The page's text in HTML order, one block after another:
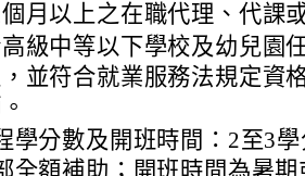
月以上之在職代理、代課
級中等以下學校及幼兒園
，並符合就業服務法規定資
學分數及開班時間：2至3
全額補助；開班時間為暑